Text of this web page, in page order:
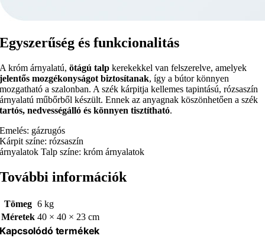
Egyszerűség és funkcionalitás
A króm árnyalatú,ötágú talp kerekekkel van felszerelve, amelyek
jelentős mozgékonyságot biztosítanak, így a bútor könnyen
mozgatható a szalonban. A szék kárpitja kellemes tapintású, rózsaszín
árnyalatú műbőrből készült. Ennek az anyagnak köszönhetően a szék
tartós, nedvességálló és könnyen tisztítható.
Emelés: gázrugós
Kárpit színe: rózsaszín
árnyalatok Talp színe: króm árnyalatok
További információk
Tömeg 6 kg
Méretek 40 × 40 × 23 cm
Kapcsolódó termékek